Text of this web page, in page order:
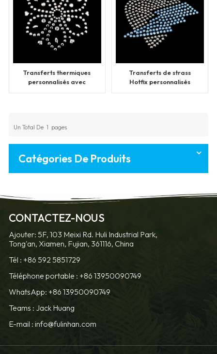
Transferts thermiques
personnalisés avec
Transferts de strass
Hotfix personnalisés
Un Total De 1 Pages
Catégories De Produits
CONTACTEZ-NOUS
Ajouter: 5F, 103 Meixi Rd. Huli Industrial Park,
Tong'an, Xiamen, Fujian, 361116, China
Tél : +86 592 5851729
Téléphone portable : +86 13950090749
WhatsApp: +86 13950090749
Teams : Jack Huang
E-mail : info@fulinhan.com